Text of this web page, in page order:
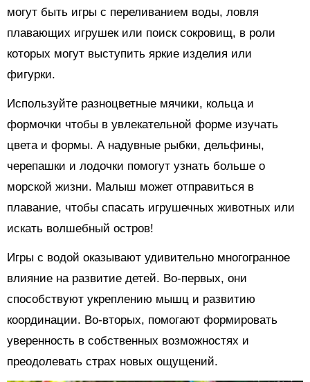
могут быть игры с переливанием воды, ловля
плавающих игрушек или поиск сокровищ, в роли
которых могут выступить яркие изделия или
фигурки.
Используйте разноцветные мячики, кольца и
формочки чтобы в увлекательной форме изучать
цвета и формы. А надувные рыбки, дельфины,
черепашки и лодочки помогут узнать больше о
морской жизни. Малыш может отправиться в
плавание, чтобы спасать игрушечных животных или
искать волшебный остров!
Игры с водой оказывают удивительно многогранное
влияние на развитие детей. Во-первых, они
способствуют укреплению мышц и развитию
координации. Во-вторых, помогают формировать
уверенность в собственных возможностях и
преодолевать страх новых ощущений.